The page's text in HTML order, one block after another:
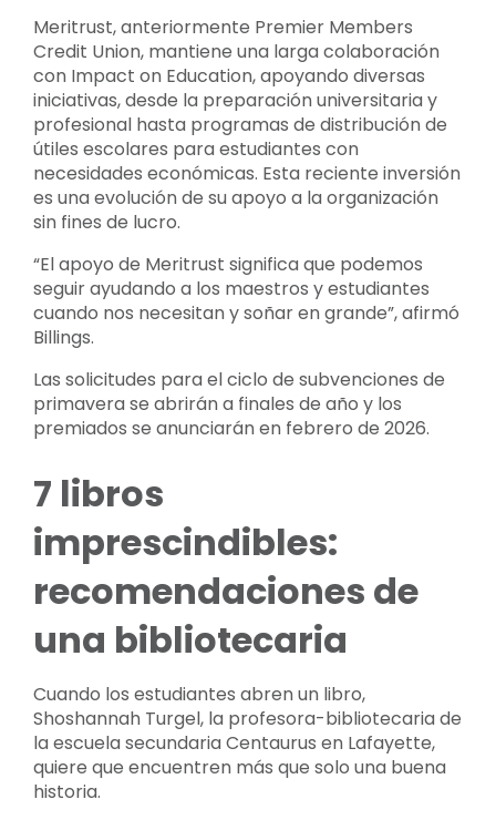
Meritrust, anteriormente Premier Members
Credit Union, mantiene una larga colaboración
con Impact on Education, apoyando diversas
iniciativas, desde la preparación universitaria y
profesional hasta programas de distribución de
útiles escolares para estudiantes con
necesidades económicas. Esta reciente inversión
es una evolución de su apoyo a la organización
sin fines de lucro.
“El apoyo de Meritrust significa que podemos
seguir ayudando a los maestros y estudiantes
cuando nos necesitan y soñar en grande”, afirmó
Billings.
Las solicitudes para el ciclo de subvenciones de
primavera se abrirán a finales de año y los
premiados se anunciarán en febrero de 2026.
7 libros
imprescindibles:
recomendaciones de
una bibliotecaria
Cuando los estudiantes abren un libro,
Shoshannah Turgel, la profesora-bibliotecaria de
la escuela secundaria Centaurus en Lafayette,
quiere que encuentren más que solo una buena
historia.